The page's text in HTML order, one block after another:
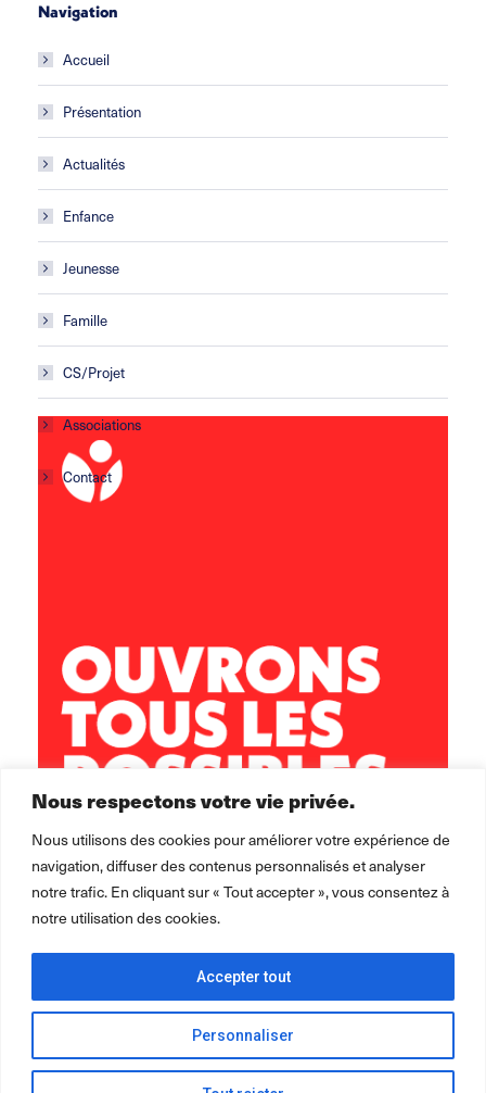
Nous respectons votre vie privée.
Nous utilisons des cookies pour améliorer votre expérience de
navigation, diffuser des contenus personnalisés et analyser
notre trafic. En cliquant sur « Tout accepter », vous consentez à
notre utilisation des cookies.
Personnaliser
Accepter tout
Navigation
Accueil
Présentation
Actualités
Enfance
Jeunesse
Famille
CS/Projet
Associations
Contact
brest.horizons@leolagrange.org